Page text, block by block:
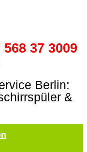
568 37 3009
Berlin:
&